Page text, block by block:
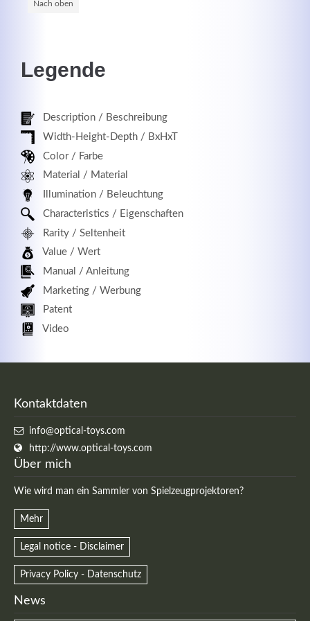
Nach oben
Legende
Description / Beschreibung
Width-Height-Depth / BxHxT
Color / Farbe
Material / Material
Illumination / Beleuchtung
Characteristics / Eigenschaften
Rarity / Seltenheit
Value / Wert
Manual / Anleitung
Marketing / Werbung
Patent
Video
Kontaktdaten
info@optical-toys.com
http://www.optical-toys.com
Über mich
Wie wird man ein Sammler von Spielzeugprojektoren?
Mehr
Legal notice - Disclaimer
Privacy Policy - Datenschutz
News